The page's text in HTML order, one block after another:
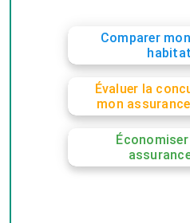
Comparer
Évaluer la
mon